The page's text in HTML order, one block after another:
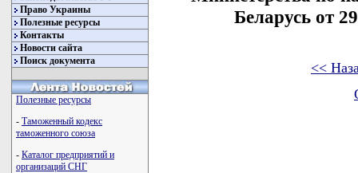
Право Украины
Полезные ресурсы
Контакты
Новости сайта
Поиск документа
Полезные ресурсы
- Таможенный кодекс
таможенного союза
- Каталог предприятий и
организаций СНГ
Беларусь от
<<